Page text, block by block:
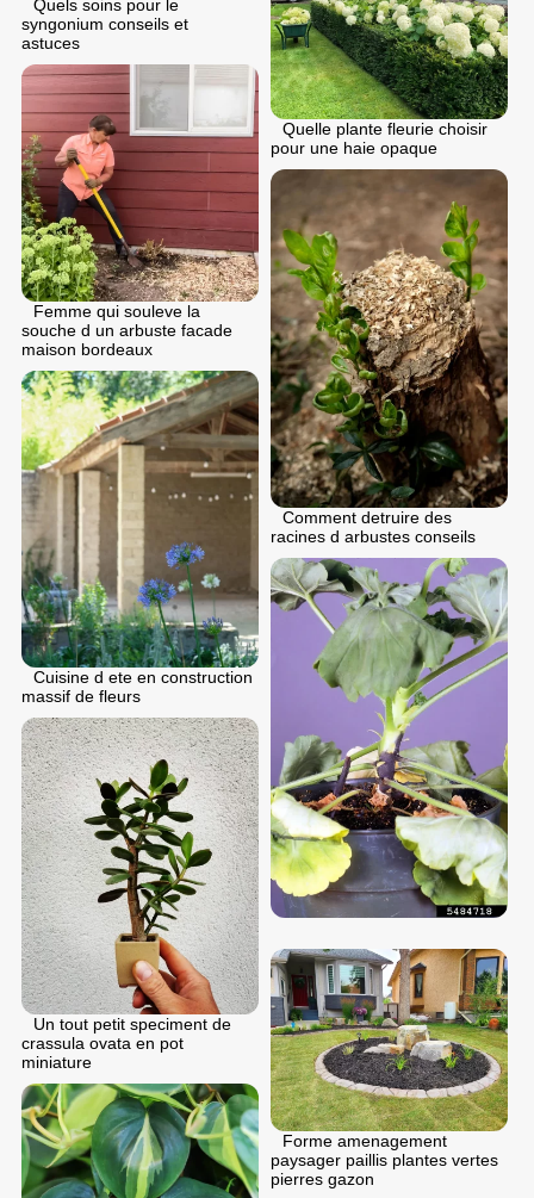
Quels soins pour le
syngonium conseils et
astuces
Quelle plante fleurie choisir
pour une haie opaque
Femme qui souleve la
souche d un arbuste facade
maison bordeaux
Comment detruire des
racines d arbustes conseils
Cuisine d ete en construction
massif de fleurs
Un tout petit speciment de
crassula ovata en pot
miniature
Forme amenagement
paysager paillis plantes vertes
pierres gazon